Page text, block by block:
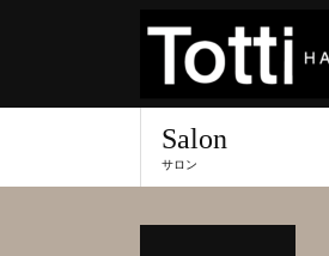
Salon
サロン